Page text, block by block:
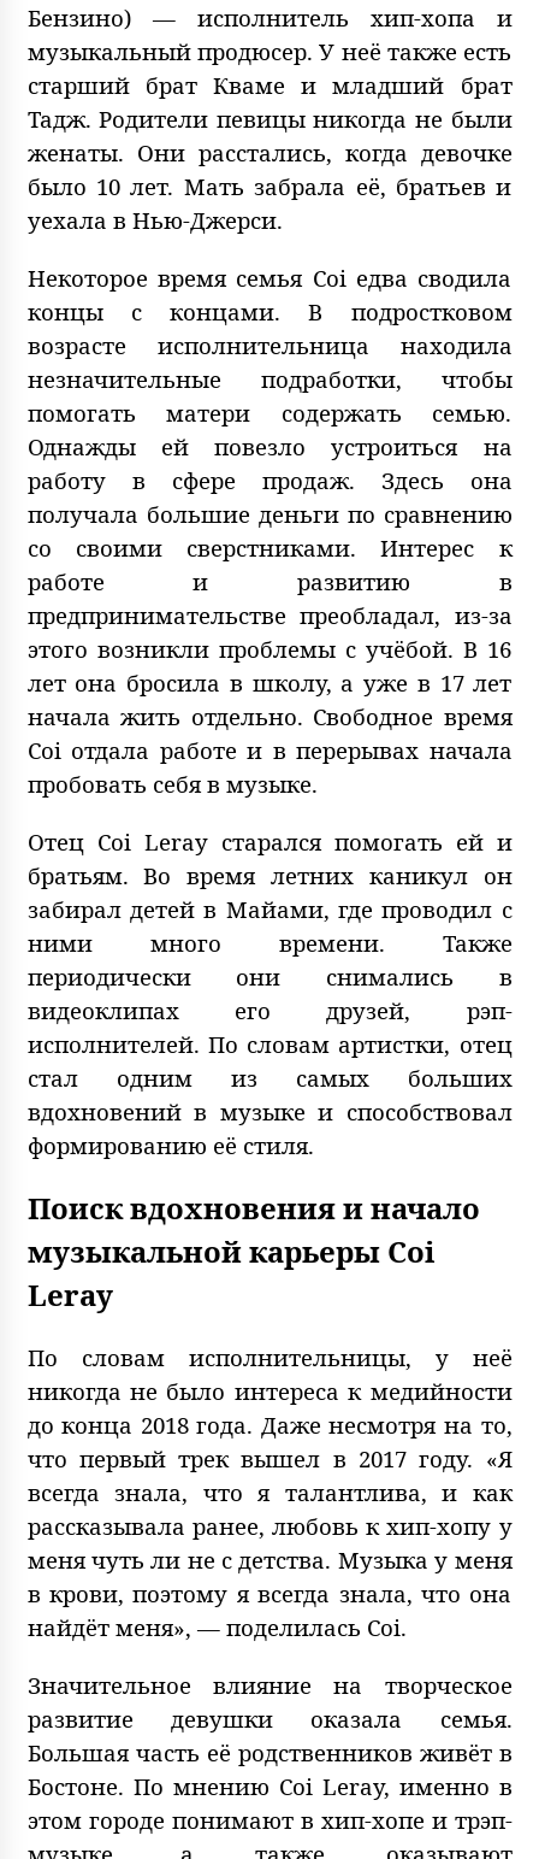
Бензино) — исполнитель хип-хопа и
музыкальный продюсер. У неё также есть
старший брат Кваме и младший брат
Тадж. Родители певицы никогда не были
женаты. Они расстались, когда девочке
было 10 лет. Мать забрала её, братьев и
уехала в Нью-Джерси.
Некоторое время семья Coi едва сводила
концы с концами. В подростковом
возрасте исполнительница находила
незначительные подработки, чтобы
помогать матери содержать семью.
Однажды ей повезло устроиться на
работу в сфере продаж. Здесь она
получала большие деньги по сравнению
со своими сверстниками. Интерес к
работе и развитию в
предпринимательстве преобладал, из-за
этого возникли проблемы с учёбой. В 16
лет она бросила в школу, а уже в 17 лет
начала жить отдельно. Свободное время
Coi отдала работе и в перерывах начала
пробовать себя в музыке.
Отец Coi Leray старался помогать ей и
братьям. Во время летних каникул он
забирал детей в Майами, где проводил с
ними много времени. Также
периодически они снимались в
видеоклипах его друзей, рэп-
исполнителей. По словам артистки, отец
стал одним из самых больших
вдохновений в музыке и способствовал
формированию её стиля.
Поиск вдохновения и начало
музыкальной карьеры Coi
Leray
По словам исполнительницы, у неё
никогда не было интереса к медийности
до конца 2018 года. Даже несмотря на то,
что первый трек вышел в 2017 году. «Я
всегда знала, что я талантлива, и как
рассказывала ранее, любовь к хип-хопу у
меня чуть ли не с детства. Музыка у меня
в крови, поэтому я всегда знала, что она
найдёт меня», — поделилась Coi.
Значительное влияние на творческое
развитие девушки оказала семья.
Большая часть её родственников живёт в
Бостоне. По мнению Coi Leray, именно в
этом городе понимают в хип-хопе и трэп-